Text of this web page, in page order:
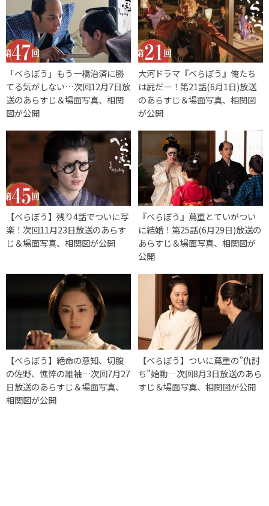
「べらぼう」もう一橋治済に勝
てる気がしない…次回12月7日放
送のあらすじ＆場面写真、相関
図が公開
大河ドラマ『べらぼう』俺たち
は屁だー！第21話(6月1日)放送
のあらすじ＆場面写真、相関図
が公開
【べらぼう】残り4話でついに写
楽！次回11月23日放送のあらす
じ＆場面写真、相関図が公開
『べらぼう』蔦重とていがつい
に結婚！第25話(6月29日)放送の
あらすじ＆場面写真、相関図が
公開
【べらぼう】絶命の意知、切腹
の佐野、憔悴の誰袖…次回7月27
日放送のあらすじ＆場面写真、
相関図が公開
【べらぼう】ついに蔦重の”仇討
ち”始動…次回8月3日放送のあら
すじ＆場面写真、相関図が公開